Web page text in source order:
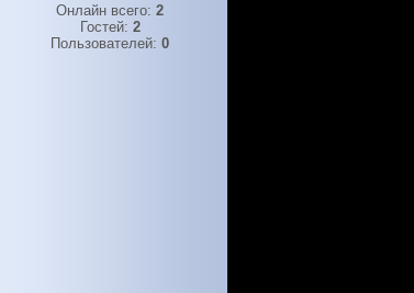
Онлайн всего: 2
Гостей: 2
Пользователей: 0